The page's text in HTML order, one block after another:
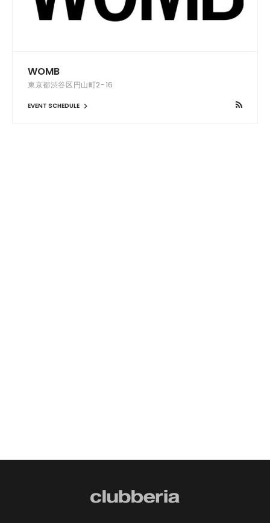
WOMB
東京都渋谷区円山町2-16
EVENT SCHEDULE